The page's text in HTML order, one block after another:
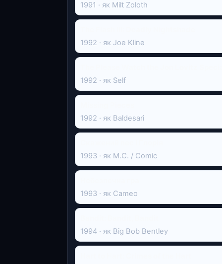
1991 · як Milt Zoloth
1992 · як Joe Kline
1992 · як Self
1992 · як Baldesari
1993 · як M.C. / Comic
1993 · як Cameo
1994 · як Big Bob Bentley